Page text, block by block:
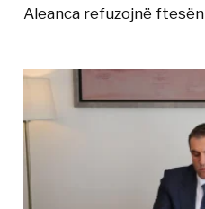
Aleanca refuzojnë ftesën